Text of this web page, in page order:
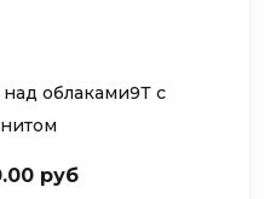
облаками9Т c
руб